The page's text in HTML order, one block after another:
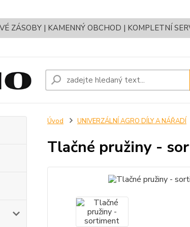
ZÁSOBY | KAMENNÝ OBCHOD | KOMPLETNÍ
Úvod UNIVERZÁLNÍ AGRO DÍLY A NÁŘADÍ
Tlačné pružiny -